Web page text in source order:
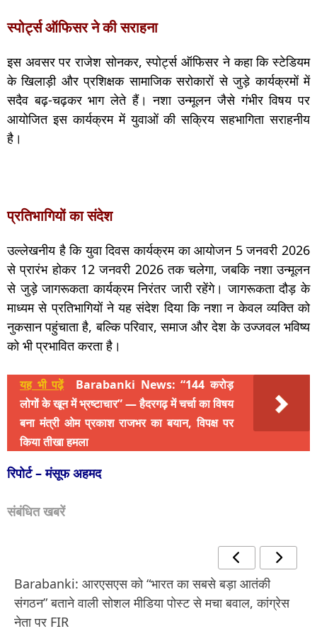
स्पोर्ट्स ऑफिसर ने की सराहना
इस अवसर पर राजेश सोनकर, स्पोर्ट्स ऑफिसर ने कहा कि स्टेडियम
के खिलाड़ी और प्रशिक्षक सामाजिक सरोकारों से जुड़े कार्यक्रमों में
सदैव बढ़-चढ़कर भाग लेते हैं। नशा उन्मूलन जैसे गंभीर विषय पर
आयोजित इस कार्यक्रम में युवाओं की सक्रिय सहभागिता सराहनीय
है।
प्रतिभागियों का संदेश
उल्लेखनीय है कि युवा दिवस कार्यक्रम का आयोजन 5 जनवरी 2026
से प्रारंभ होकर 12 जनवरी 2026 तक चलेगा, जबकि नशा उन्मूलन
से जुड़े जागरूकता कार्यक्रम निरंतर जारी रहेंगे। जागरूकता दौड़ के
माध्यम से प्रतिभागियों ने यह संदेश दिया कि नशा न केवल व्यक्ति को
नुकसान पहुंचाता है, बल्कि परिवार, समाज और देश के उज्जवल भविष्य
को भी प्रभावित करता है।
यह भी पढ़ें
Barabanki News: “144 करोड़
लोगों के खून में भ्रष्टाचार” — हैदरगढ़ में चर्चा का विषय
बना मंत्री ओम प्रकाश राजभर का बयान, विपक्ष पर
किया तीखा हमला
रिपोर्ट – मंसूफ अहमद
संबंधित खबरें
Barabanki: आरएसएस को “भारत का सबसे बड़ा आतंकी
संगठन” बताने वाली सोशल मीडिया पोस्ट से मचा बवाल, कांग्रेस
नेता पर FIR